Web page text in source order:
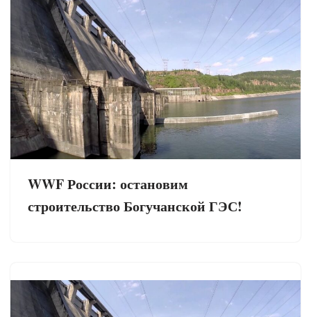
WWF России: остановим
строительство Богучанской ГЭС!